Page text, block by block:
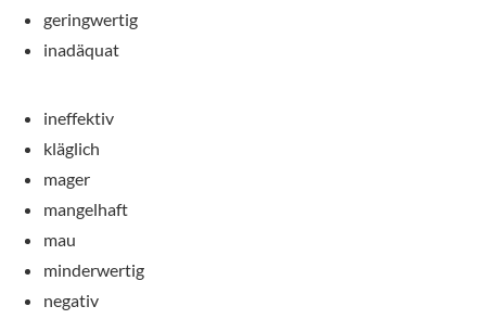
geringwertig
inadäquat
ineffektiv
kläglich
mager
mangelhaft
mau
minderwertig
negativ